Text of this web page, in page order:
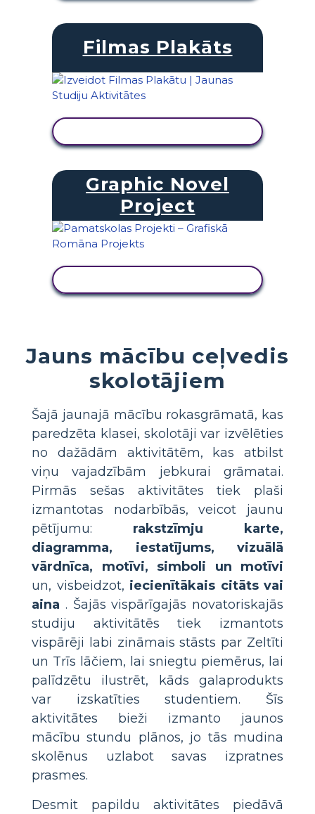
Filmas Plakāts
Graphic Novel
Project
Jauns mācību ceļvedis
skolotājiem
Šajā jaunajā mācību rokasgrāmatā, kas
paredzēta klasei, skolotāji var izvēlēties
no dažādām aktivitātēm, kas atbilst
viņu vajadzībām jebkurai grāmatai.
Pirmās sešas aktivitātes tiek plaši
izmantotas nodarbībās, veicot jaunu
pētījumu: rakstzīmju karte,
diagramma, iestatījums, vizuālā
vārdnīca, motīvi, simboli un motīvi
un, visbeidzot, iecienītākais citāts vai
aina . Šajās vispārīgajās novatoriskajās
studiju aktivitātēs tiek izmantots
vispārēji labi zināmais stāsts par Zeltīti
un Trīs lāčiem, lai sniegtu piemērus, lai
palīdzētu ilustrēt, kāds galaprodukts
var izskatīties studentiem. Šīs
aktivitātes bieži izmanto jaunos
mācību stundu plānos, jo tās mudina
skolēnus uzlabot savas izpratnes
prasmes.
Desmit papildu aktivitātes piedāvā